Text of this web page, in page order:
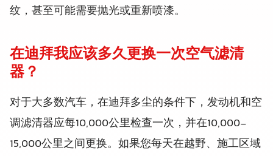
纹，甚至可能需要抛光或重新喷漆。
在迪拜我应该多久更换一次空气滤清
器？
对于大多数汽车，在迪拜多尘的条件下，发动机和空
调滤清器应每10,000公里检查一次，并在10,000-
15,000公里之间更换。如果您每天在越野、施工区域